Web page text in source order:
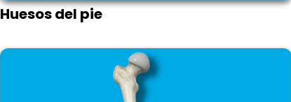
Huesos del pie